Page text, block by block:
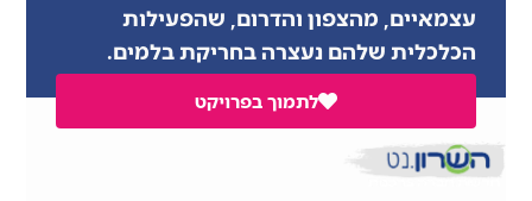
עצמאיים, מהצפון והדרום, שהפעילות
הכלכלית שלהם נעצרה בחריקת בלמים.
לתמוך בפרויקט